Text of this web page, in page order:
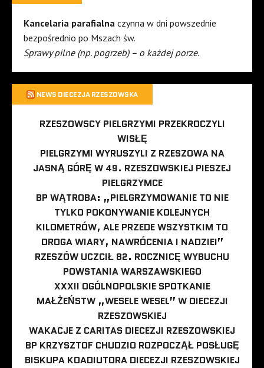
Kancelaria parafialna czynna w dni powszednie
bezpośrednio po Mszach św.
Sprawy pilne (np. pogrzeb) – o każdej porze.
NEWS DIECEZJA RZESZOWSKA
RZESZOWSCY PIELGRZYMI PRZEKROCZYLI
WISŁĘ
PIELGRZYMI WYRUSZYLI Z RZESZOWA NA
JASNĄ GÓRĘ W 49. RZESZOWSKIEJ PIESZEJ
PIELGRZYMCE
BP WĄTROBA: „PIELGRZYMOWANIE TO NIE
TYLKO POKONYWANIE KOLEJNYCH
KILOMETRÓW, ALE PRZEDE WSZYSTKIM TO
DROGA WIARY, NAWRÓCENIA I NADZIEI”
RZESZÓW UCZCIŁ 82. ROCZNICĘ WYBUCHU
POWSTANIA WARSZAWSKIEGO
XXXII OGÓLNOPOLSKIE SPOTKANIE
MAŁŻEŃSTW „WESELE WESEL” W DIECEZJI
RZESZOWSKIEJ
WAKACJE Z CARITAS DIECEZJI RZESZOWSKIEJ
BP KRZYSZTOF CHUDZIO ROZPOCZĄŁ POSŁUGĘ
BISKUPA KOADIUTORA DIECEZJI RZESZOWSKIEJ